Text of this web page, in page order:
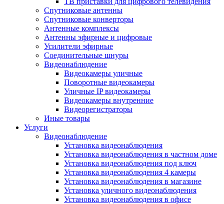
Спутниковые антенны
Спутниковые конверторы
Антенные комплексы
Антенны эфирные и цифровые
Усилители эфирные
Соединительные шнуры
Видеонаблюдение
Видеокамеры уличные
Поворотные видеокамеры
Уличные IP видеокамеры
Видеокамеры внутренние
Видеорегистраторы
Иные товары
Услуги
Видеонаблюдение
Установка видеонаблюдения
Установка видеонаблюдения в частном доме
Установка видеонаблюдения под ключ
Установка видеонаблюдения 4 камеры
Установка видеонаблюдения в магазине
Установка уличного видеонаблюдения
Установка видеонаблюдения в офисе